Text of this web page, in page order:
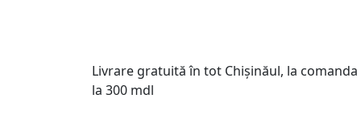
Livrare gratuită în tot Chișinăul, la comanda
la 300 mdl